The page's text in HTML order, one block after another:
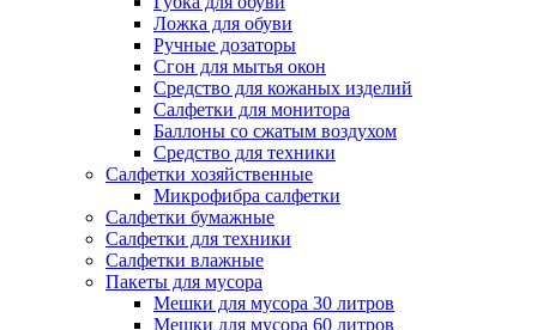
Ложка для обуви
Ручные дозаторы
Сгон для мытья окон
Средство для кожаных изделий
Салфетки для монитора
Баллоны со сжатым воздухом
Средство для техники
Салфетки хозяйственные
Микрофибра салфетки
Салфетки бумажные
Салфетки для техники
Салфетки влажные
Пакеты для мусора
Мешки для мусора 30 литров
Мешки для мусора 60 литров